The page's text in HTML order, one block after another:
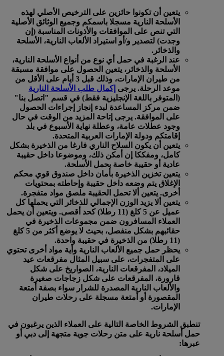
يتعين أن تكونوا حائزين على الترخيص الأصلي لهذه
الأسلحة النارية مسجلا باسمكم وجميع الوثائق الأصلية
التي تنص على الموافقات والأذونات المناسبة (إن
وجدت) لتصدير و/أو استيراد الألعاب النارية، الأسلحة
والذخائر.
عند الرغبة في حمل أي نوع من أنواع الأسلحة النارية،
الأسلحة والذخائر، يتعين الحصول على موافقة مسبقة
من طيران الإمارات، وذلك قبل 3 أيام على الأقل من
موعد الرحلة. يرجى إكمال طلب الأسلحة النارية
(المتوفر باللغة الإنجليزية فقط) في قسم "اتصل بنا"
ضمن مركز المساعدة لبدء إنجاز إجراءات الحصول
على الموافقة. يرجى إتاحة المزيد من الوقت في حال
وجود عطلات عامة، وعطلة نهاية الأسبوع في بلد
إقامتكم ودولة الإمارات العربية المتحدة.
يتعين أن يكون السلاح الناري فارغا من الذخيرة بشكل
كامل، ومفككا إن أمكن ذلك، وموضوعا داخل حقيبة
عادية أو حقيبة خاصة بحمل الأسلحة.
يتعين تخزين الذخيرة بأمان داخل صندوق قوي محكم
الإغلاق يتم وضعه داخل حقيبة وإحاطته بمحتويات
أخرى. يتعين ألا تحمل الحقيبة ملصق مواد متفجرة.
يتعين ألا يزيد الوزن الإجمالي للذخائر التي يحملها كل
عميل عن 5 كلغ (11 رطلا) كحد أقصى. ويتعين أن يحمل
العملاء المسافرون ضمن مجموعات الذخيرة في
حقائبهم بشكل منفصل، بحيث لا يوضع أكثر من 5 كلغ
(11 رطلا) من الذخيرة في حقيبة واحدة.
يحظر حمل جميع الألعاب النارية وأية مواد أخرى تحتوي
على المتفجرات، على سبيل المثال مفرقعات عيد
الميلاد، المفرقعات النارية، الصواريخ على شكل
قارورة، المفرقعات على شكل زجاجات صغيرة
والألعاب النارية المصدرة للشرار سواء بصفة أمتعة
المقصورة أو أمتعة مسجلة على رحلات طيران
الإمارات.
تنطبق الشروط الخاصة التالية على العملاء الذين يرغبون في
حمل أسلحة نارية على متن رحلات جوية متجهة إلى دبي أو
عبرها: